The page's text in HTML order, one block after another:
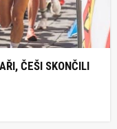
ČEŠI SKONČILI